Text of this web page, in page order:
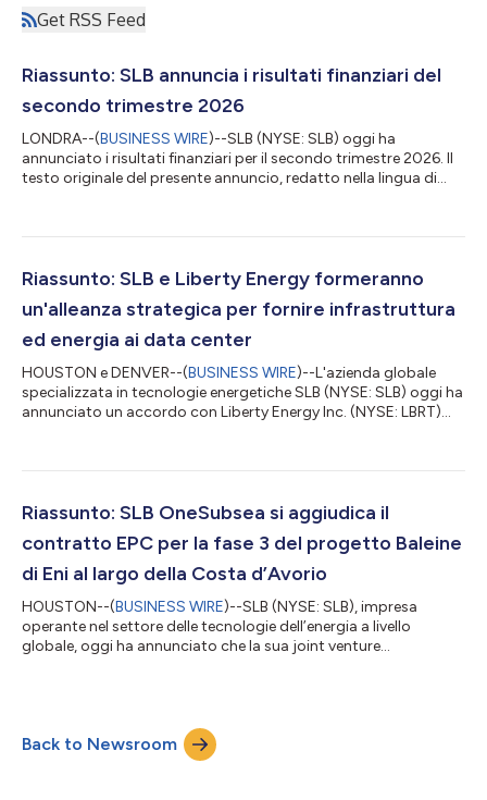
Get RSS Feed
Riassunto: SLB annuncia i risultati finanziari del
secondo trimestre 2026
LONDRA--(BUSINESS WIRE)--SLB (NYSE: SLB) oggi ha
annunciato i risultati finanziari per il secondo trimestre 2026. Il
testo originale del presente annuncio, redatto nella lingua di
testo in lingua originale, che è l'unico giuridicamente valido....
Riassunto: SLB e Liberty Energy formeranno
un'alleanza strategica per fornire infrastruttura
ed energia ai data center
HOUSTON e DENVER--(BUSINESS WIRE)--L'azienda globale
specializzata in tecnologie energetiche SLB (NYSE: SLB) oggi ha
annunciato un accordo con Liberty Energy Inc. (NYSE: LBRT)
nuovi progetti di data center in tutto il mondo. La
infrastrutture modulari, produzione energetica e operazioni per
Riassunto: SLB OneSubsea si aggiudica il
contratto EPC per la fase 3 del progetto Baleine
di Eni al largo della Costa d’Avorio
HOUSTON--(BUSINESS WIRE)--SLB (NYSE: SLB), impresa
operante nel settore delle tecnologie dell’energia a livello
globale, oggi ha annunciato che la sua joint venture
Baleine, al largo della Costa d’Avorio. Ai sensi del contratto, SLB
OneSubsea fornirà sistemi di produzione sottomarini completi
per 13 pozzi, rafforzando il proprio ru...
Back to Newsroom